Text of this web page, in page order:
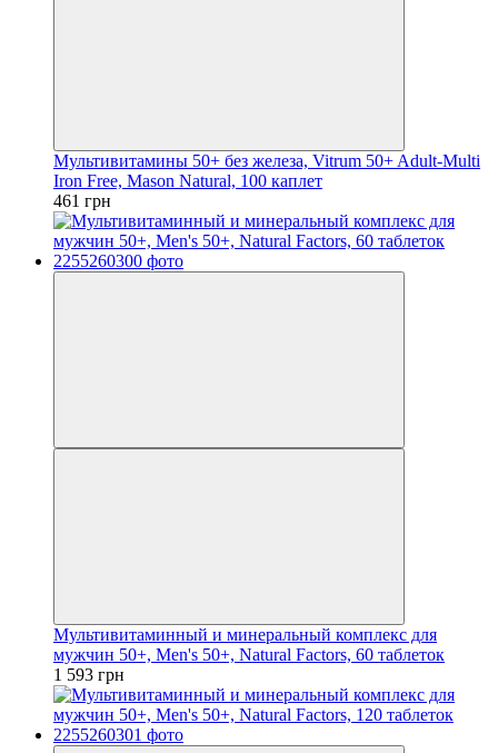
Мультивитамины 50+ без железа, Vitrum 50+ Adult-Multi
Iron Free, Mason Natural, 100 каплет
461 грн
Мультивитаминный и минеральный комплекс для
мужчин 50+, Men's 50+, Natural Factors, 60 таблеток
1 593 грн